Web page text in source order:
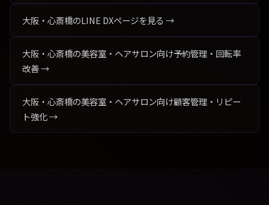
大阪・心斎橋のLINE DXページを見る →
大阪・心斎橋の美容室・ヘアサロン向け予約管理・回転率
改善 →
大阪・心斎橋の美容室・ヘアサロン向け顧客管理・リピー
ト強化 →